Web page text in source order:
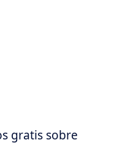
gratis sobre